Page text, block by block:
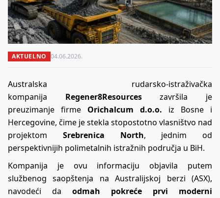
AKTUELNO 04.06.2026.
Australska rudarsko-istraživačka
kompanija Regener8Resourceszavršila je
preuzimanje firme Orichalcum d.o.o. iz Bosne i
Hercegovine, čime je stekla stopostotno vlasništvo nad
projektom Srebrenica North, jednim od
perspektivnijih polimetalnih istražnih područja u BiH.
Kompanija je ovu informaciju objavila putem
službenogsaopštenja na Australijskoj berzi (ASX),
navodeći da odmah pokreće prvi moderni